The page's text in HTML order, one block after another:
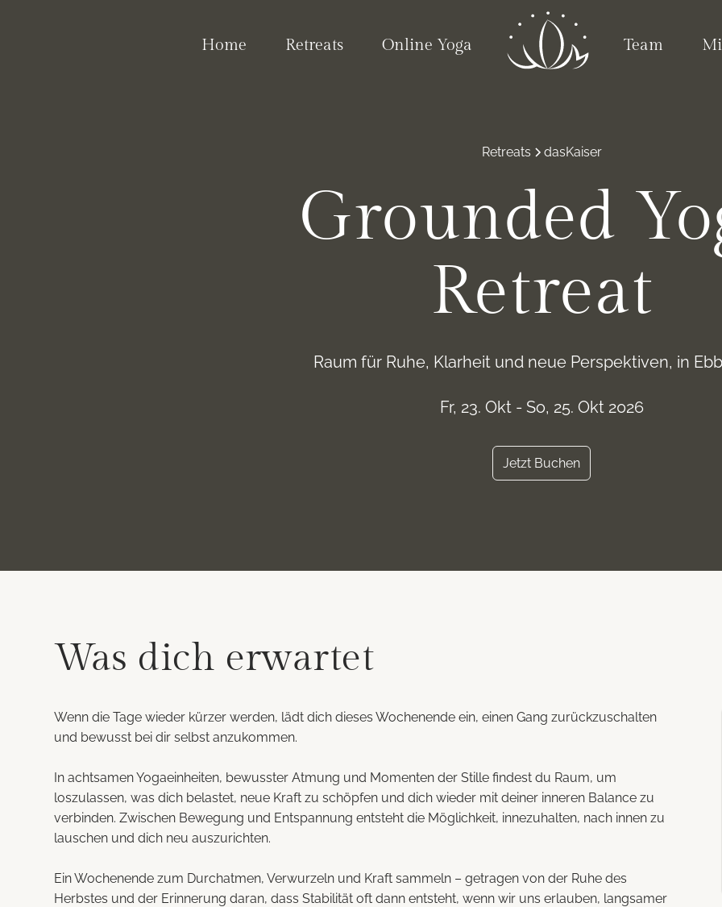
Home Retreats Online Yoga Team
Retreats dasKaiser
Grounded
Retreat
Raum für Ruhe, Klarheit und neue Perspektiven, in
Fr, 23. Okt - So, 25. Okt 2026
Jetzt Buchen
Was dich erwartet
Wenn die Tage wieder kürzer werden, lädt dich dieses Wochenende ein, einen Gang zurückzuschalten
und bewusst bei dir selbst anzukommen.
In achtsamen Yogaeinheiten, bewusster Atmung und Momenten der Stille findest du Raum, um
loszulassen, was dich belastet, neue Kraft zu schöpfen und dich wieder mit deiner inneren Balance zu
verbinden. Zwischen Bewegung und Entspannung entsteht die Möglichkeit, innezuhalten, nach innen zu
lauschen und dich neu auszurichten.
Ein Wochenende zum Durchatmen, Verwurzeln und Kraft sammeln – getragen von der Ruhe des
Herbstes und der Erinnerung daran, dass Stabilität oft dann entsteht, wenn wir uns erlauben, langsamer